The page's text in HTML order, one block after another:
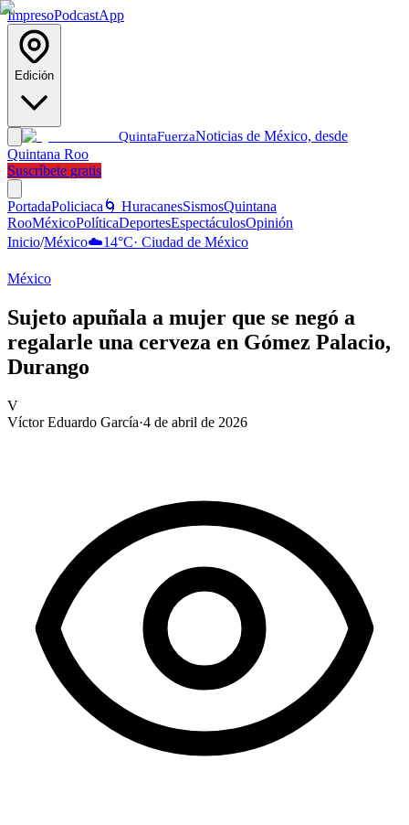
ImpresoPodcastApp
Edición
QuintaFuerzaNoticias de México, desde
Quintana Roo
Suscríbete gratis
PortadaPoliciaca 🌀 HuracanesSismosQuintana
RooMéxicoPolíticaDeportesEspectáculosOpinión
Inicio/México☁️14°C· Ciudad de México
México
Sujeto apuñala a mujer que se negó a
regalarle una cerveza en Gómez Palacio,
Durango
V
Víctor Eduardo García·4 de abril de 2026